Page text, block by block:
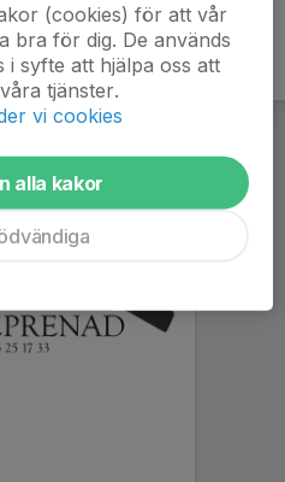
(cookies) för att vår
bra för dig. De används
syfte att hjälpa oss att
tjänster.
vi cookies
alla kakor